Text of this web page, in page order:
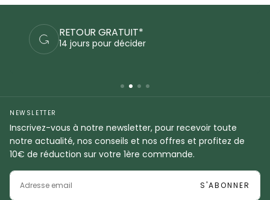
PAIEMENTS SÉCURISÉS
Commandez en sécurité
NEWSLETTER
Inscrivez-vous à notre newsletter, pour recevoir toute
notre actualité, nos conseils et nos offres et profitez de
10€ de réduction sur votre 1ère commande.
EMAIL
S'ABONNER